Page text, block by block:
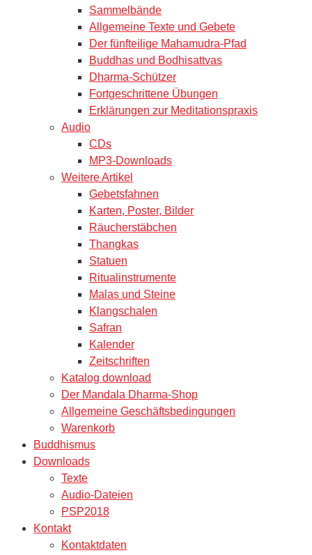
Sammelbände
Allgemeine Texte und Gebete
Der fünfteilige Mahamudra-Pfad
Buddhas und Bodhisattvas
Dharma-Schützer
Fortgeschrittene Übungen
Erklärungen zur Meditationspraxis
Audio
CDs
MP3-Downloads
Weitere Artikel
Gebetsfahnen
Karten, Poster, Bilder
Räucherstäbchen
Thangkas
Statuen
Ritualinstrumente
Malas und Steine
Klangschalen
Safran
Kalender
Zeitschriften
Katalog download
Der Mandala Dharma-Shop
Allgemeine Geschäftsbedingungen
Warenkorb
Buddhismus
Downloads
Texte
Audio-Dateien
PSP2018
Kontakt
Kontaktdaten